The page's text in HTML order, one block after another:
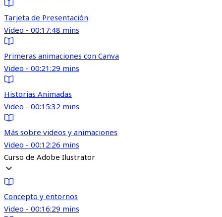
Tarjeta de Presentación
Video - 00:17:48 mins
Primeras animaciones con Canva
Video - 00:21:29 mins
Historias Animadas
Video - 00:15:32 mins
Más sobre videos y animaciones
Video - 00:12:26 mins
Curso de Adobe Ilustrator
Concepto y entornos
Video - 00:16:29 mins